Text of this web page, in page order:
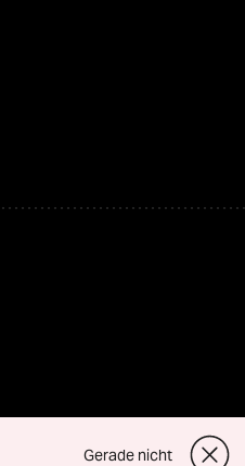
Gerade nicht